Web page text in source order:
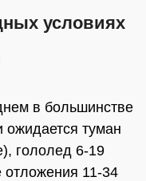
условиях
в большинстве
ожидается туман
гололед 6-19
11-34